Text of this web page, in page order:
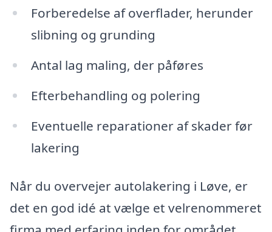
Forberedelse af overflader, herunder
slibning og grunding
Antal lag maling, der påføres
Efterbehandling og polering
Eventuelle reparationer af skader før
lakering
Når du overvejer autolakering i Løve, er
det en god idé at vælge et velrenommeret